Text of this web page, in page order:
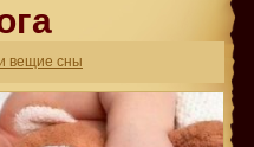
вещие сны